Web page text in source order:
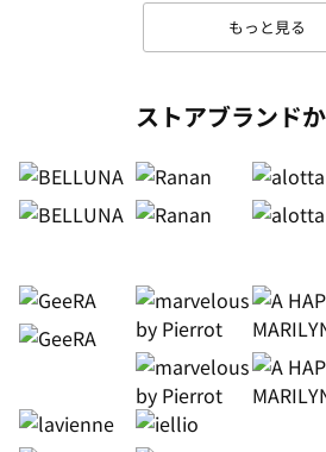
もっと見る
ストアブランド